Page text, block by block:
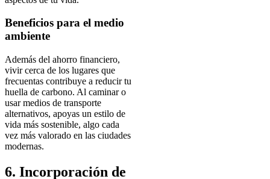
Beneficios para el medio
ambiente
Además del ahorro financiero,
vivir cerca de los lugares que
frecuentas contribuye a reducir tu
huella de carbono. Al caminar o
usar medios de transporte
alternativos, apoyas un estilo de
vida más sostenible, algo cada
vez más valorado en las ciudades
modernas.
6. Incorporación de